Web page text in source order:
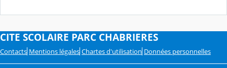
CITE SCOLAIRE PARC CHABRIERES
Contacts Mentions légales Chartes d'utilisation Données personnelles